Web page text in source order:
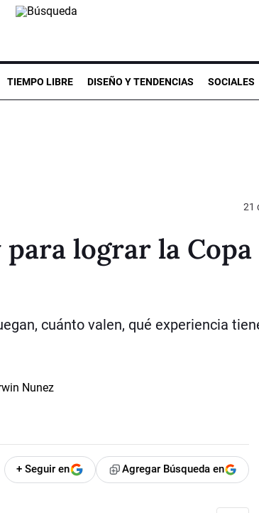
TIEMPO LIBRE DISEÑO Y TENDENCIAS SOCIALES
21
lograr la Copa
cuánto valen, qué experiencia
+ Seguir en Agregar Búsqueda en